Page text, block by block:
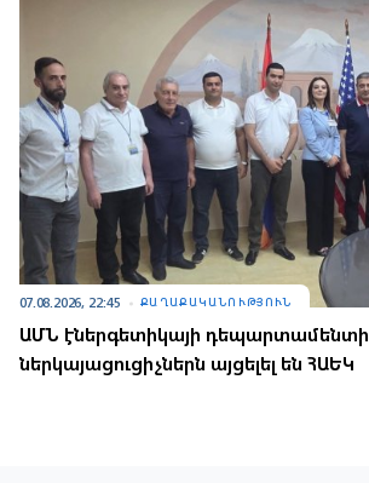
07.08.2026, 22:45 ՔԱՂԱՔԱԿԱՆՈՒԹՅՈՒՆ
ԱՄՆ էներգետիկայի դեպարտամենտի
ներկայացուցիչներն այցելել են ՀԱԵԿ